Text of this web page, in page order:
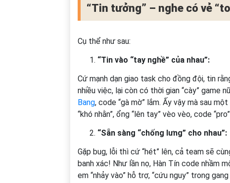
“Tin tưởng” – nghe có vẻ
Cụ thể như sau:
“Tin vào “tay nghề” của nhau”:
Cứ mạnh dạn giao task cho đồng đội, tin
nhiều việc, lại còn có thời gian “cày” game
Bang, code “gà mờ” lắm. Ấy vậy mà sau
“khó nhằn”, ổng “lên tay” vèo vèo, code
“Sẵn sàng “chống lưng” cho nhau”:
Gặp bug, lỗi thì cứ “hét” lên, cả team sẽ
banh xác! Như lần nọ, Hàn Tín code nhầm
em “nhảy vào” hỗ trợ, “cứu nguy” trong